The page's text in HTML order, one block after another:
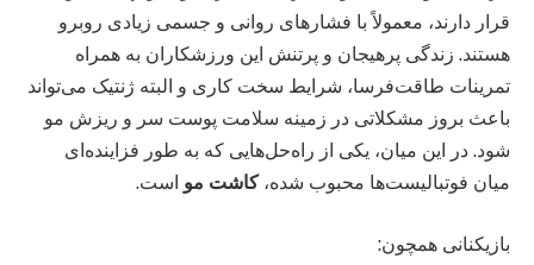
قرار دارند، معمولاً با فشارهای روانی و جسمی زیادی روبرو
هستند. زندگی پرهیجان و پرتنش این ورزشکاران به همراه
تمرینات طاقت‌فرسا، شرایط سخت کاری و البته ژنتیک می‌تواند
باعث بروز مشکلاتی در زمینه سلامت پوست سر و ریزش مو
شود. در این میان، یکی از راه‌حل‌هایی که به طور فزاینده‌ای
میان فوتبالیست‌ها محبوب شده،کاشت مو است.
بازیکنانی همچون: